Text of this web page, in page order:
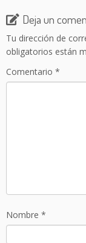
Deja un
Tu dirección de
obligatorios están
Comentario *
Nombre *